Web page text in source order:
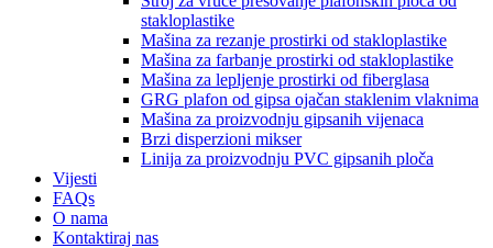
stakloplastike
Mašina za rezanje prostirki od stakloplastike
Mašina za farbanje prostirki od stakloplastike
Mašina za lepljenje prostirki od fiberglasa
GRG plafon od gipsa ojačan staklenim vlaknima
Mašina za proizvodnju gipsanih vijenaca
Brzi disperzioni mikser
Linija za proizvodnju PVC gipsanih ploča
Vijesti
FAQs
O nama
Kontaktiraj nas